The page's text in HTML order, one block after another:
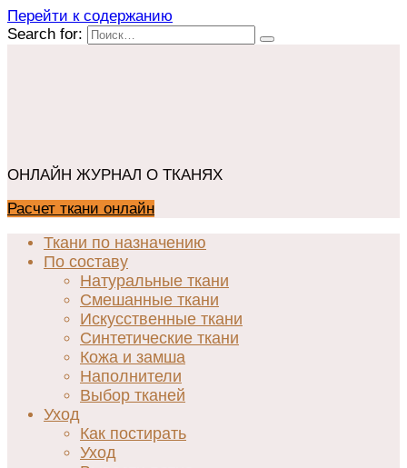
Перейти к содержанию
Search for:
ОНЛАЙН ЖУРНАЛ О ТКАНЯХ
Расчет ткани онлайн
Ткани по назначению
По составу
Натуральные ткани
Смешанные ткани
Искусственные ткани
Синтетические ткани
Кожа и замша
Наполнители
Выбор тканей
Уход
Как постирать
Уход